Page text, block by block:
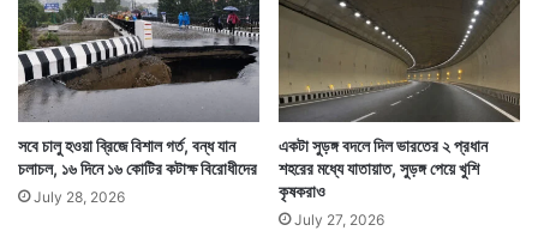
সবে চালু হওয়া ব্রিজে বিশাল গর্ত, বন্ধ যান
চলাচল, ১৬ দিনে ১৬ কোটির কটাক্ষ বিরোধীদের
July 28, 2026
একটা সুড়ঙ্গ বদলে দিল ভারতের ২ প্রধান
শহরের মধ্যে যাতায়াত, সুড়ঙ্গ পেয়ে খুশি
কৃষকরাও
July 27, 2026